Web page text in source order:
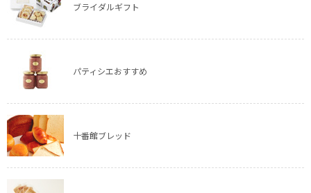
ブライダルギフト
パティシエおすすめ
十番館ブレッド